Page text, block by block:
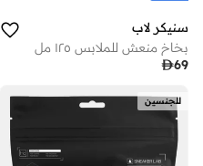
سنيكر لاب
بخاخ منعش للملابس ١٢٥ مل
69
للجنسين